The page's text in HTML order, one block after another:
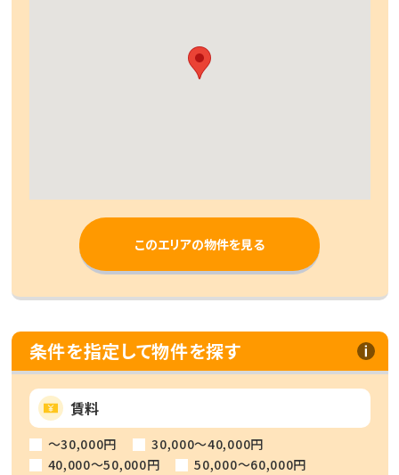
このエリアの物件を見る
条件を指定して物件を探す
賃料
～30,000円
30,000～40,000円
40,000～50,000円
50,000～60,000円